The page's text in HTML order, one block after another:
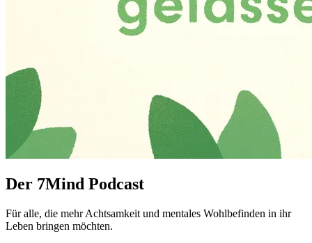
Der 7Mind Podcast
Für alle, die mehr Acht­sam­keit und mentales Wohlbefinden in ihr
Leben brin­gen möch­ten.